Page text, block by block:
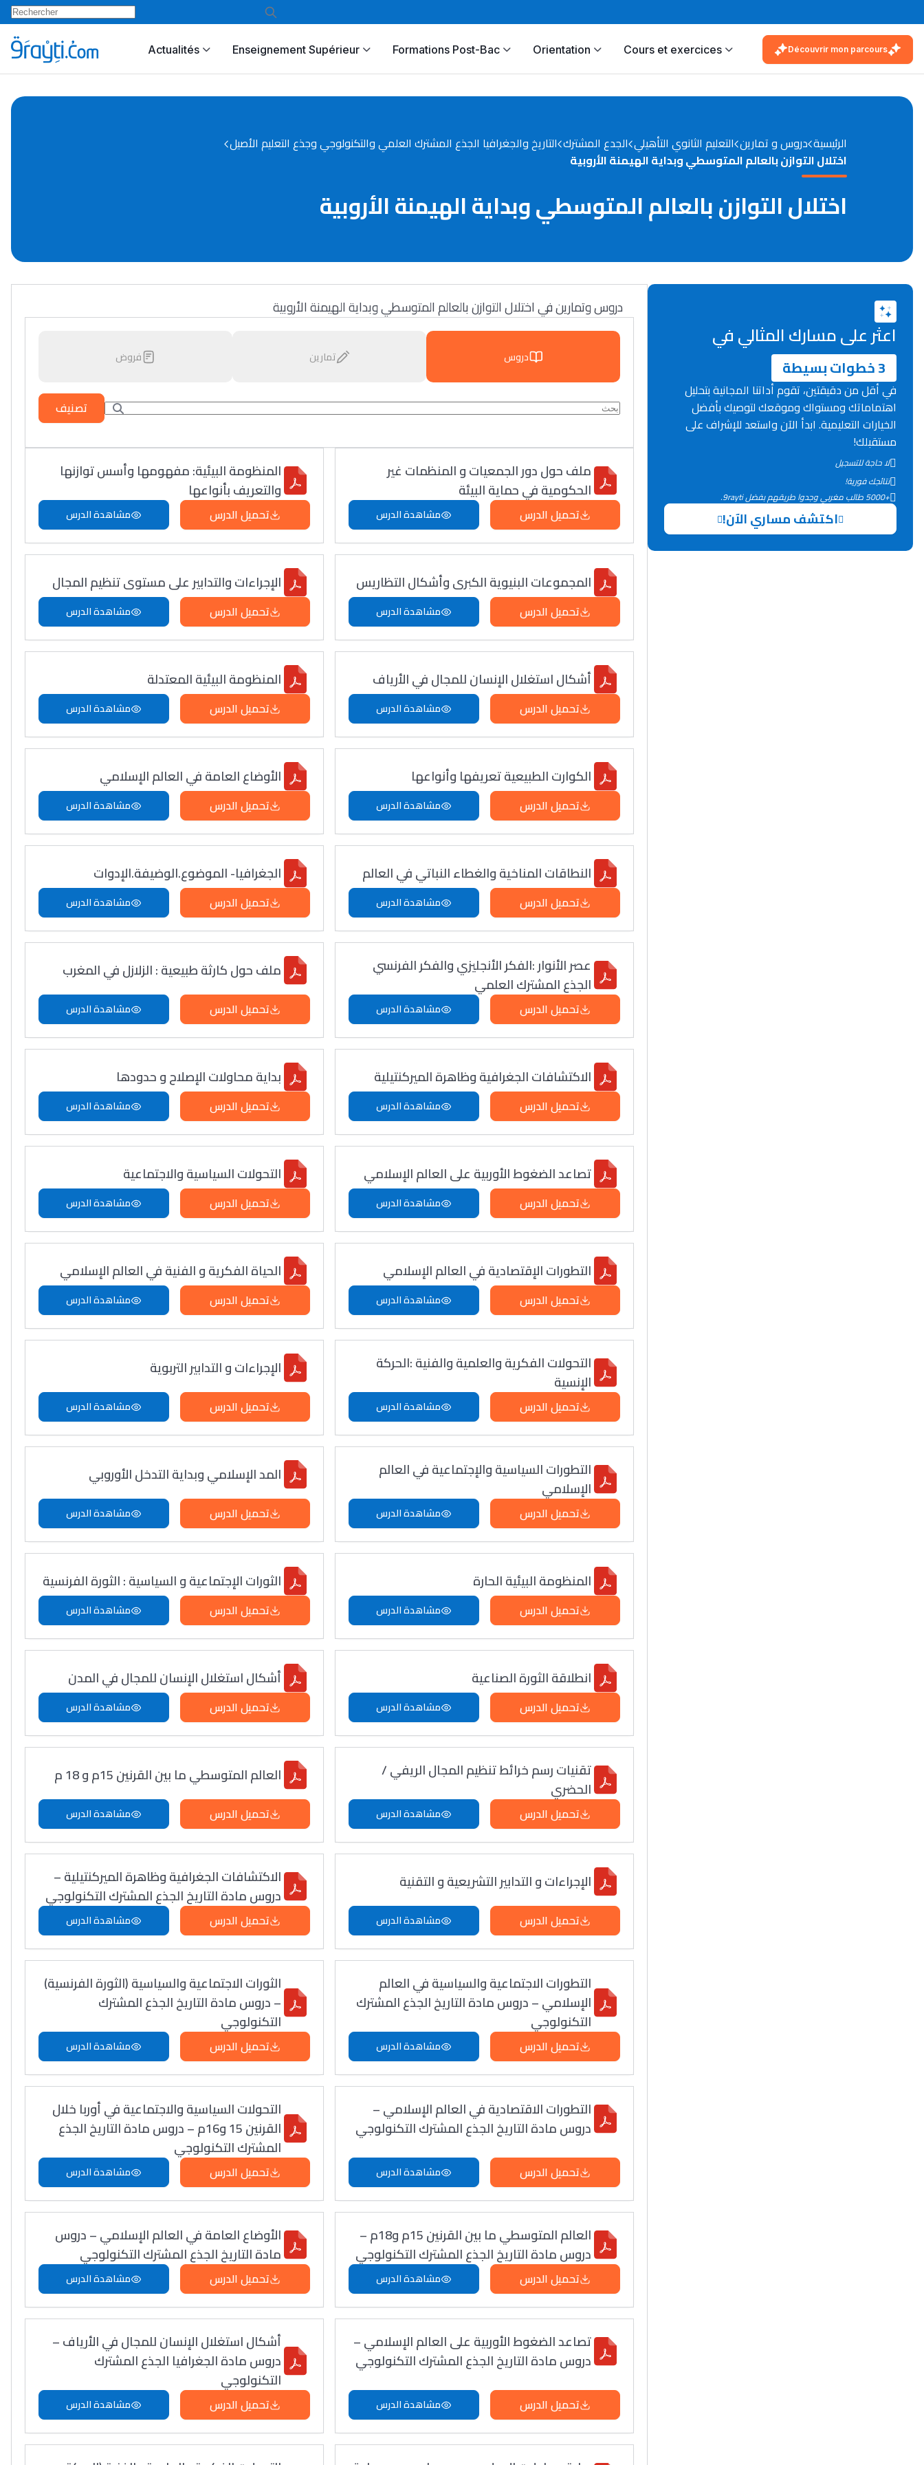
Actualités Enseignement Supérieur Formations Post-Bac Orientation Cours et exercices Découvrir mon parcours
الرئيسية دروس و تمارين التعليم الثانوي التأهيلي الجدع المشترك التاريخ والجغرافيا الجذع المشترك العلمي والتكنولوجي وجذع التعليم الأصيل
اختلال التوازن بالعالم المتوسطي وبداية الهيمنة الأروبية
اختلال التوازن بالعالم المتوسطي وبداية الهيمنة الأروبية
دروس وتمارين في اختلال التوازن بالعالم المتوسطي وبداية الهيمنة الأروبية
دروس تمارين فروض
تصنيف
ملف حول دور الجمعيات و المنظمات غير
الحكومية في حماية البيئة
تحميل الدرس مشاهدة الدرس
المنظومة البيئية: مفهومها وأسس توازنها
والتعريف بأنواعها
تحميل الدرس مشاهدة الدرس
المجموعات البنيوية الكبرى وأشكال التظاريس
تحميل الدرس مشاهدة الدرس
الإجراءات والتدابير على مستوى تنظيم المجال
تحميل الدرس مشاهدة الدرس
أشكال استغلال الإنسان للمجال في الأرياف
تحميل الدرس مشاهدة الدرس
المنظومة البيئية المعتدلة
تحميل الدرس مشاهدة الدرس
الكوارت الطبيعية تعريفها وأنواعها
تحميل الدرس مشاهدة الدرس
الأوضاع العامة في العالم الإسلامي
تحميل الدرس مشاهدة الدرس
النطاقات المناخية والغطاء النباتي في العالم
تحميل الدرس مشاهدة الدرس
الجغرافيا- الموضوع.الوضيفة.الإدوات
تحميل الدرس مشاهدة الدرس
عصر الأنوار :الفكر الأنجليزي والفكر الفرنسي
الجذع المشترك العلمي
تحميل الدرس مشاهدة الدرس
ملف حول كارثة طبيعية : الزلازل في المغرب
تحميل الدرس مشاهدة الدرس
الاكتشافات الجغرافية وظاهرة الميركنتيلية
تحميل الدرس مشاهدة الدرس
بداية محاولات الإصلاح و حدودها
تحميل الدرس مشاهدة الدرس
تصاعد الضغوط الأوربية على العالم الإسلامي
تحميل الدرس مشاهدة الدرس
التحولات السياسية والاجتماعية
تحميل الدرس مشاهدة الدرس
التطورات الإقتصادية في العالم الإسلامي
تحميل الدرس مشاهدة الدرس
الحياة الفكرية و الفنية في العالم الإسلامي
تحميل الدرس مشاهدة الدرس
التحولات الفكرية والعلمية والفنية :الحركة
الإنسية
تحميل الدرس مشاهدة الدرس
الإجراءات و التدابير التربوية
تحميل الدرس مشاهدة الدرس
التطورات السياسية والإجتماعية في العالم
الإسلامي
تحميل الدرس مشاهدة الدرس
المد الإسلامي وبداية التدخل الأوروبي
تحميل الدرس مشاهدة الدرس
المنظومة البيئية الحارة
تحميل الدرس مشاهدة الدرس
الثورات الإجتماعية و السياسية : الثورة الفرنسية
تحميل الدرس مشاهدة الدرس
انطلاقة الثورة الصناعية
تحميل الدرس مشاهدة الدرس
أشكال استغلال الإنسان للمجال في المدن
تحميل الدرس مشاهدة الدرس
تقنيات رسم خرائط تنظيم المجال الريفي /
الحضري
تحميل الدرس مشاهدة الدرس
العالم المتوسطي ما بين القرنين 15م و 18 م
تحميل الدرس مشاهدة الدرس
الإجراءات و التدابير التشريعية و التقنية
تحميل الدرس مشاهدة الدرس
الاكتشافات الجغرافية وظاهرة الميركنتيلية –
دروس مادة التاريخ الجذع المشترك التكنولوجي
تحميل الدرس مشاهدة الدرس
التطورات الاجتماعية والسياسية في العالم
الإسلامي – دروس مادة التاريخ الجذع المشترك
التكنولوجي
تحميل الدرس مشاهدة الدرس
الثورات الاجتماعية والسياسية (الثورة الفرنسية)
– دروس مادة التاريخ الجذع المشترك
التكنولوجي
تحميل الدرس مشاهدة الدرس
التطورات الاقتصادية في العالم الإسلامي –
دروس مادة التاريخ الجذع المشترك التكنولوجي
تحميل الدرس مشاهدة الدرس
التحولات السياسية والاجتماعية في أوربا خلال
القرنين 15 و16م – دروس مادة التاريخ الجذع
المشترك التكنولوجي
تحميل الدرس مشاهدة الدرس
العالم المتوسطي ما بين القرنين 15م و18م –
دروس مادة التاريخ الجذع المشترك التكنولوجي
تحميل الدرس مشاهدة الدرس
الأوضاع العامة في العالم الإسلامي – دروس
مادة التاريخ الجذع المشترك التكنولوجي
تحميل الدرس مشاهدة الدرس
تصاعد الضغوط الأوربية على العالم الإسلامي –
دروس مادة التاريخ الجذع المشترك التكنولوجي
تحميل الدرس مشاهدة الدرس
أشكال استغلال الإنسان للمجال في الأرياف –
دروس مادة الجغرافيا الجذع المشترك
التكنولوجي
تحميل الدرس مشاهدة الدرس
اعثر على مسارك المثالي في
3 خطوات بسيطة
في أقل من دقيقتين، تقوم أداتنا المجانية بتحليل
اهتماماتك ومستواك وموقعك لتوصيك بأفضل
الخيارات التعليمية. ابدأ الآن واستعد للإشراف على
مستقبلك!
لا حاجة للتسجيل
نتائجك فورية!
+5000 طالب مغربي وجدوا طريقهم بفضل 9rayti.
اكتشف مساري الآن!